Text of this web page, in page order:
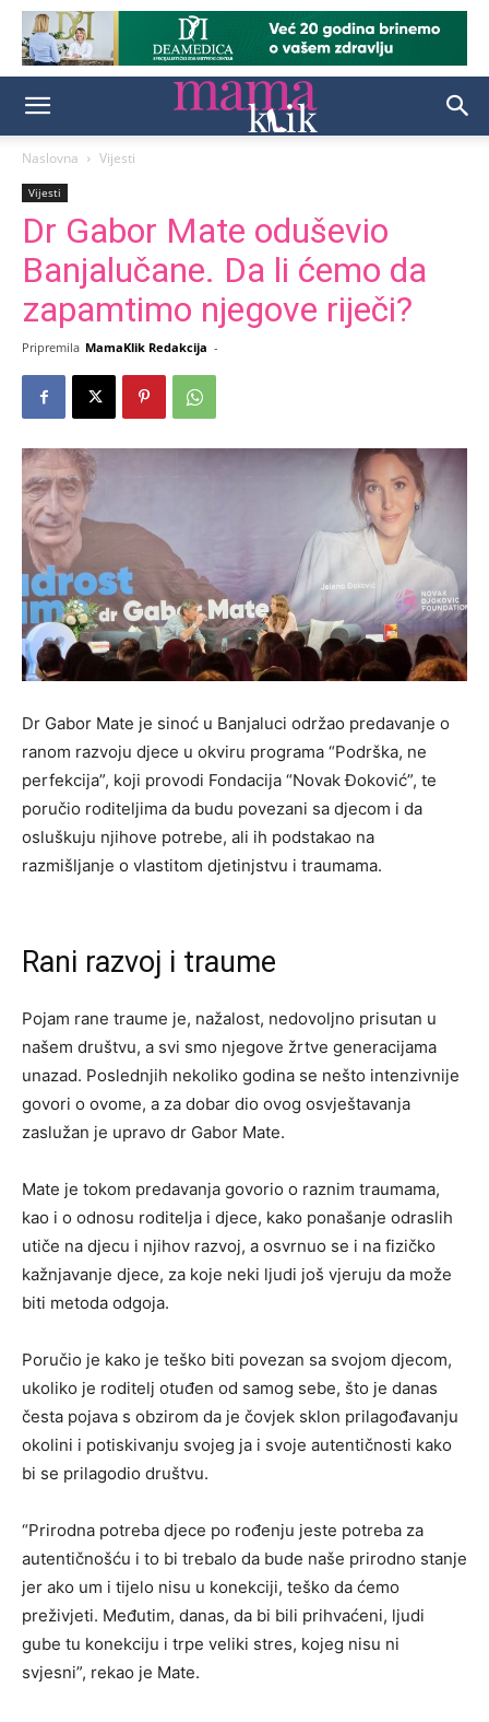
Naslovna Vijesti
Vijesti
Dr Gabor Mate oduševio
Banjalučane. Da li ćemo da
zapamtimo njegove riječi?
Pripremila MamaKlik Redakcija -
Dr Gabor Mate je sinoć u Banjaluci održao predavanje o
ranom razvoju djece u okviru programa “Podrška, ne
perfekcija”, koji provodi Fondacija “Novak Đoković”, te
poručio roditeljima da budu povezani sa djecom i da
osluškuju njihove potrebe, ali ih podstakao na
razmišljanje o vlastitom djetinjstvu i traumama.
Rani razvoj i traume
Pojam rane traume je, nažalost, nedovoljno prisutan u
našem društvu, a svi smo njegove žrtve generacijama
unazad. Poslednjih nekoliko godina se nešto intenzivnije
govori o ovome, a za dobar dio ovog osvještavanja
zaslužan je upravo dr Gabor Mate.
Mate je tokom predavanja govorio o raznim traumama,
kao i o odnosu roditelja i djece, kako ponašanje odraslih
utiče na djecu i njihov razvoj, a osvrnuo se i na fizičko
kažnjavanje djece, za koje neki ljudi još vjeruju da može
biti metoda odgoja.
Poručio je kako je teško biti povezan sa svojom djecom,
ukoliko je roditelj otuđen od samog sebe, što je danas
česta pojava s obzirom da je čovjek sklon prilagođavanju
okolini i potiskivanju svojeg ja i svoje autentičnosti kako
bi se prilagodio društvu.
“Prirodna potreba djece po rođenju jeste potreba za
autentičnošću i to bi trebalo da bude naše prirodno stanje
jer ako um i tijelo nisu u konekciji, teško da ćemo
preživjeti. Međutim, danas, da bi bili prihvaćeni, ljudi
gube tu konekciju i trpe veliki stres, kojeg nisu ni
svjesni”, rekao je Mate.